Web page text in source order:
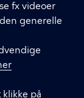
fx videoer
generelle
på